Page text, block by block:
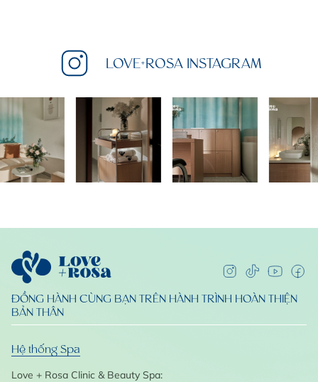
LOVE+ROSA INSTAGRAM
ĐỒNG HÀNH CÙNG BẠN TRÊN HÀNH TRÌNH HOÀN THIỆN
BẢN THÂN
Hệ thống Spa
Love + Rosa Clinic & Beauty Spa: